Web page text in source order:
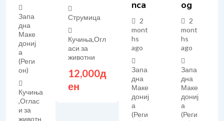
Запа
дна
Маке
дониј
а
(Реги
он)
Кучиња
,Оглас
и за
животн
Струмица
Кучиња,Огл
аси за
животни
12,000д
ен
Nca
2
mont
hs
ago
Запа
дна
Маке
дониј
а
(Реги
Og
2
mont
hs
ago
Запа
дна
Маке
дониј
а
(Реги